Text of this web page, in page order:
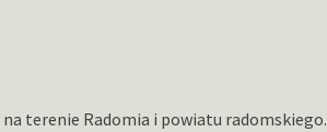
terenie Radomia i powiatu radomskiego.